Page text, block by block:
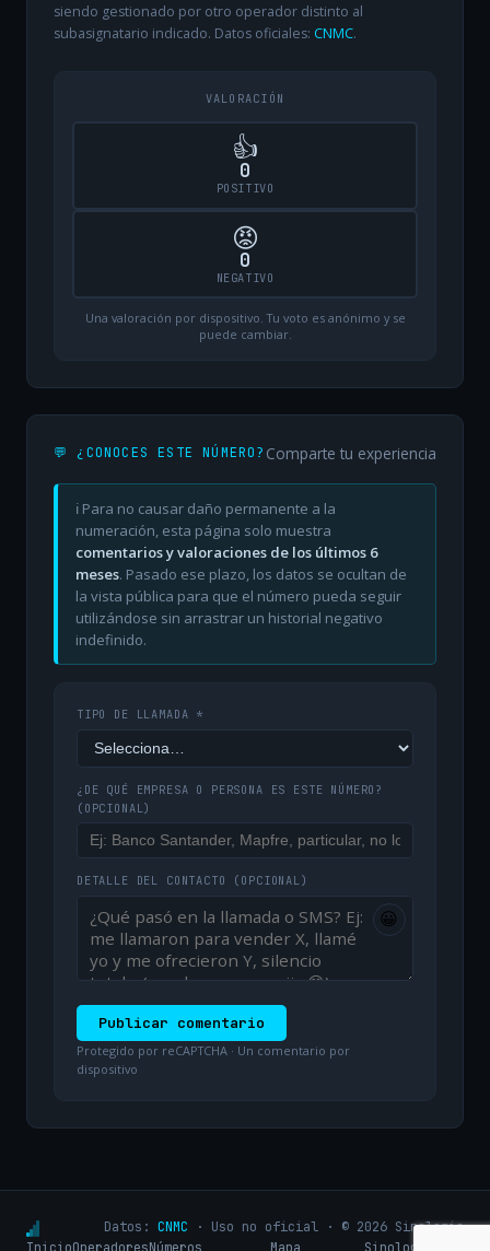
siendo gestionado por otro operador distinto al
subasignatario indicado. Datos oficiales: CNMC.
VALORACIÓN
👍
0
POSITIVO
😡
0
NEGATIVO
Una valoración por dispositivo. Tu voto es anónimo y se
puede cambiar.
💬 ¿CONOCES ESTE NÚMERO? Comparte tu experiencia
ℹ️ Para no causar daño permanente a la
numeración, esta página solo muestra
comentarios y valoraciones de los últimos 6
meses. Pasado ese plazo, los datos se ocultan de
la vista pública para que el número pueda seguir
utilizándose sin arrastrar un historial negativo
indefinido.
TIPO DE LLAMADA *
¿DE QUÉ EMPRESA O PERSONA ES ESTE NÚMERO?
(OPCIONAL)
DETALLE DEL CONTACTO (OPCIONAL)
😀
Publicar comentario
Protegido por reCAPTCHA · Un comentario por
dispositivo
Datos: CNMC · Uso no oficial · © 2026 Sinologic